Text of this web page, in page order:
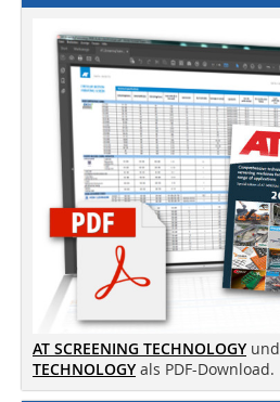
AT SCREENING TECHNOLOGY und
TECHNOLOGY als PDF-Download.